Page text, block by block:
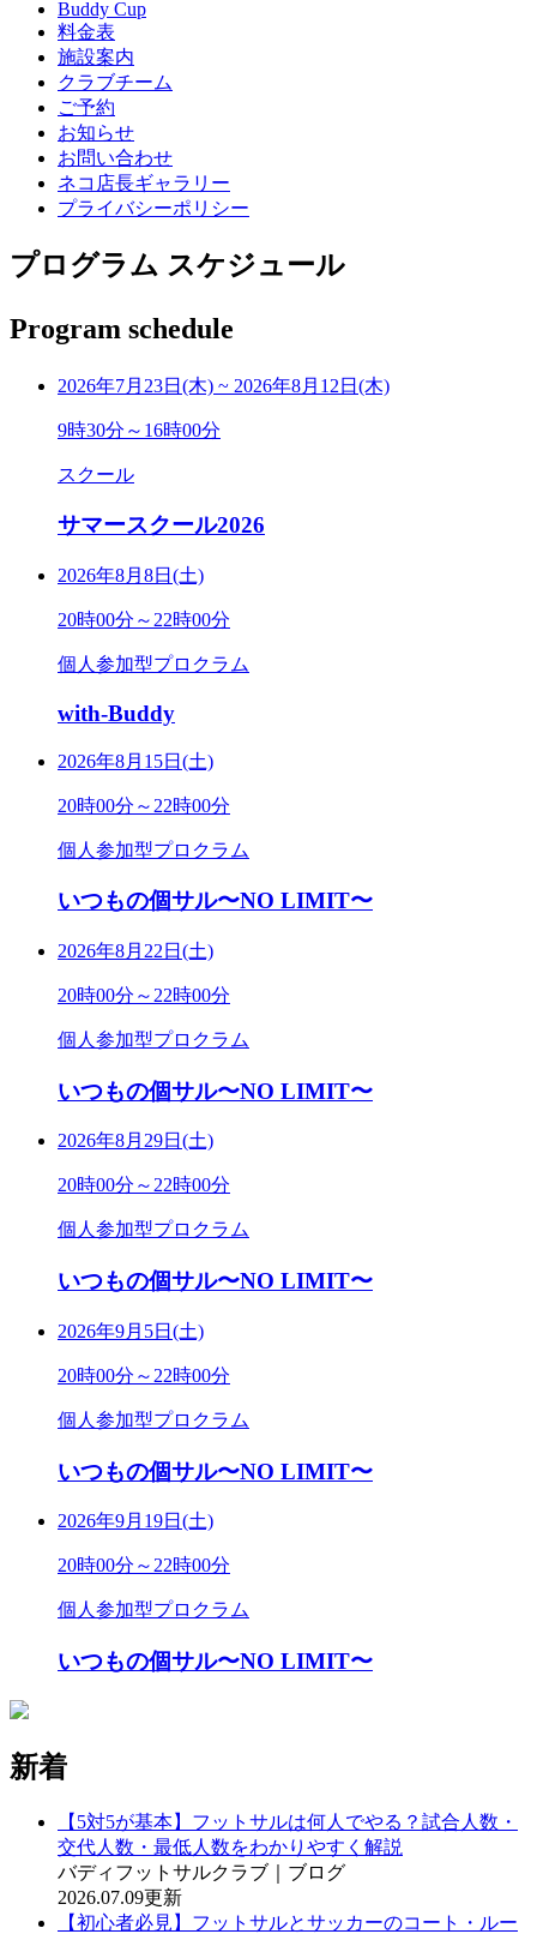
Buddy Cup
料金表
施設案内
クラブチーム
ご予約
お知らせ
お問い合わせ
ネコ店長ギャラリー
プライバシーポリシー
プログラム スケジュール
Program schedule
2026年7月23日(木) ~ 2026年8月12日(木)
9時30分～16時00分
スクール
サマースクール2026
2026年8月8日(土)
20時00分～22時00分
個人参加型プロクラム
with-Buddy
2026年8月15日(土)
20時00分～22時00分
個人参加型プロクラム
いつもの個サル〜NO LIMIT〜
2026年8月22日(土)
20時00分～22時00分
個人参加型プロクラム
いつもの個サル〜NO LIMIT〜
2026年8月29日(土)
20時00分～22時00分
個人参加型プロクラム
いつもの個サル〜NO LIMIT〜
2026年9月5日(土)
20時00分～22時00分
個人参加型プロクラム
いつもの個サル〜NO LIMIT〜
2026年9月19日(土)
20時00分～22時00分
個人参加型プロクラム
いつもの個サル〜NO LIMIT〜
新着
【5対5が基本】フットサルは何人でやる？試合人数・
交代人数・最低人数をわかりやすく解説
バディフットサルクラブ｜ブログ
2026.07.09更新
【初心者必見】フットサルとサッカーのコート・ルー